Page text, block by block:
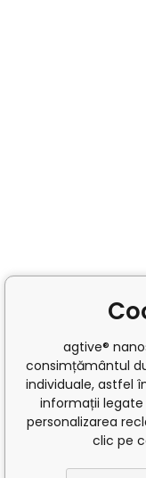
agtive®
consimțământul
individuale, astfel
informații
personalizarea
clic pe